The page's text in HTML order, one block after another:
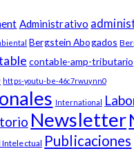
Administrativo
Bergstein Abogados
contable-amp-tributario
https-youtu-be-46c7rwuynn0
International
Newsletter
Intelectual Publicaciones